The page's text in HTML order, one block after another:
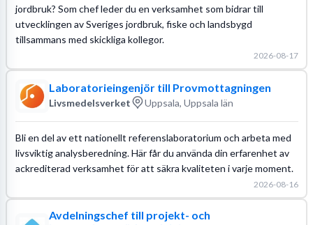
jordbruk? Som chef leder du en verksamhet som bidrar till
utvecklingen av Sveriges jordbruk, fiske och landsbygd
tillsammans med skickliga kollegor.
2026-08-17
Laboratorieingenjör till Provmottagningen
Livsmedelsverket Uppsala, Uppsala län
Bli en del av ett nationellt referenslaboratorium och arbeta med
livsviktig analysberedning. Här får du använda din erfarenhet av
ackrediterad verksamhet för att säkra kvaliteten i varje moment.
2026-08-16
Avdelningschef till projekt- och